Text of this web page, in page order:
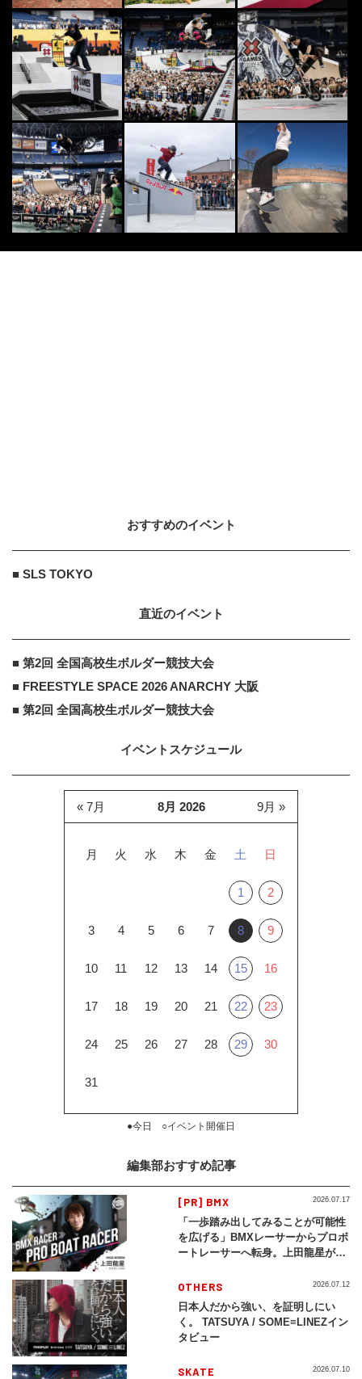
7 OTHERS
様々なカルチャーが交差する異種格
闘技戦！「FREESTYLE SPACE 20
2...
2026.8.6
8
“ケント・モリ” マドンナとマイケ
ル・ジャクソンが取合った超実力派
日本人ダンサー
2014.5.13
9 CLIMB
BLUE LAB
おすすめのイベント
■ SLS TOKYO
直近のイベント
■ 第2回 全国高校生ボルダー競技大会
■ FREESTYLE SPACE 2026 ANARCHY 大阪
■ 第2回 全国高校生ボルダー競技大会
イベントスケジュール
8月 2026
月 火 水 木 金 土 日
1 2
3 4 5 6 7 8 9
10 11 12 13 14 15 16
17 18 19 20 21 22 23
24 25 26 27 28 29 30
31
« 7月 9月 »
●今日 ○イベント開催日
編集部おすすめ記事
[PR] BMX
「一歩踏み出してみることが可能性
を広げる」BMXレーサーからプロボ
ートレーサーへ転身。上田龍星が体
2026.07.17
OTHERS
日本人だから強い、を証明しにい
く。 TATSUYA / SOME≡LINEZイン
タビュー
2026.07.12
SKATE 2026.07.10